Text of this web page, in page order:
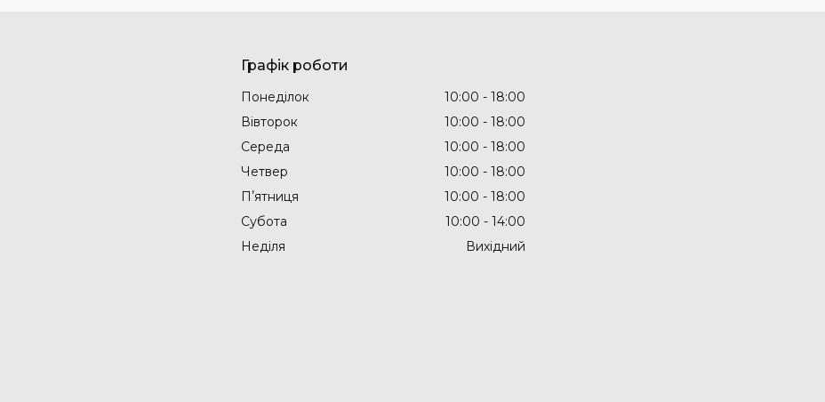
Графік роботи
Понеділок 10:00
18:00
Вівторок
10:00
18:00
Середа
10:00
18:00
Четвер
10:00
18:00
Пʼятниця
10:00
18:00
Субота
10:00
14:00
Неділя
Вихідний